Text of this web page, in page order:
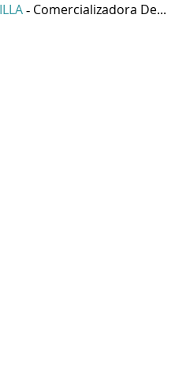
- Comercializadora De...